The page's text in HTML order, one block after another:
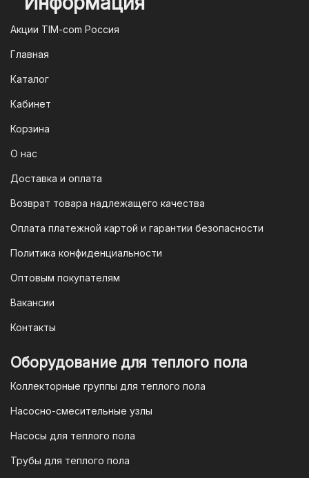
2. Оплата через систему быстрых
платежей (СПБ)
Мы следим за современными
систему быстрых платежей (СПБ).
предоставлен QR-код. Просто
доступен для большинства российских
3. Оплата по QR-коду
— это QR-код. После оформления
заказа мы предоставим вам
уникальный QR-код, который можно
приложении вашего банка. Это быстро,
удобно и безопасно.
юридических лиц
Для наших корпоративных клиентов
мы предлагаем безналичную оплату по
Акции TIM-com Россия
Главная
Каталог
Кабинет
Корзина
О нас
Доставка и оплата
Возврат товара надлежащего качества
Оплата платежной картой и гарантии безопасности
Политика конфиденциальности
Оптовым покупателям
Вакансии
Контакты
Оборудование для теплого пола
Коллекторные группы для теплого пола
Насосно-смесительные узлы
Насосы для теплого пола
Трубы для теплого пола